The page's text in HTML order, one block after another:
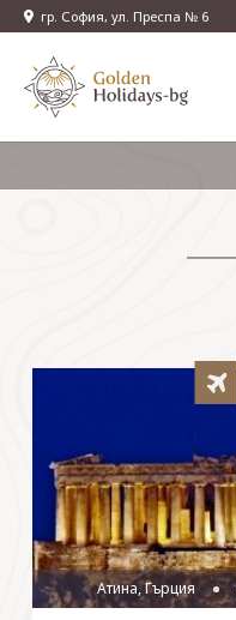
гр. София, ул. Преспа № 6
Атина, Гърция